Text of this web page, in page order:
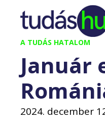
Kilépés
tartalomba
A TUDÁS HATALOM
Január
2024. december